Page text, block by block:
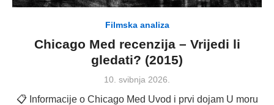
Filmska analiza
Chicago Med recenzija – Vrijedi li
gledati? (2015)
Posted
10. svibnja 2026.
📋 Informacije o Chicago Med Uvod i prvi dojam U moru